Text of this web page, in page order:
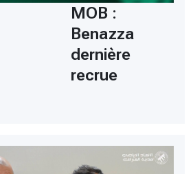
MOB :
Benazza
dernière
recrue